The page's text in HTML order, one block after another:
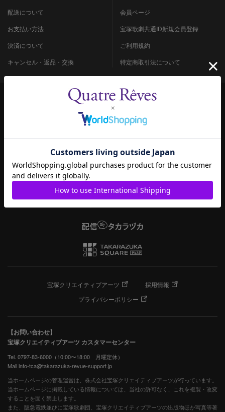
配送について
お支払い方法
決済について
キャンセル・返品・交換
会員ページ
宝塚歌劇共通ID新規会員登録
ご利用規約
特定商取引法について
宝塚クリエイティブアーツ
採用情報
プライバシーポリシー
【お問い合わせ】
宝塚クリエイティブアーツ カスタマーセンター
Tel. 0797-83-6000（10:00〜18:00 月曜定休）
Mail info-tca@takarazuka-revue-support.jp
当ホームページの管理運営は、株式会社宝塚クリエイティブアーツが行っています。
当ホームページに掲載している情報については、当社の許可なく、これを複製・改変
することを固く禁止します。
また、阪急電鉄並びに宝塚歌劇団、宝塚クリエイティブアーツの出版物ほか写真等著